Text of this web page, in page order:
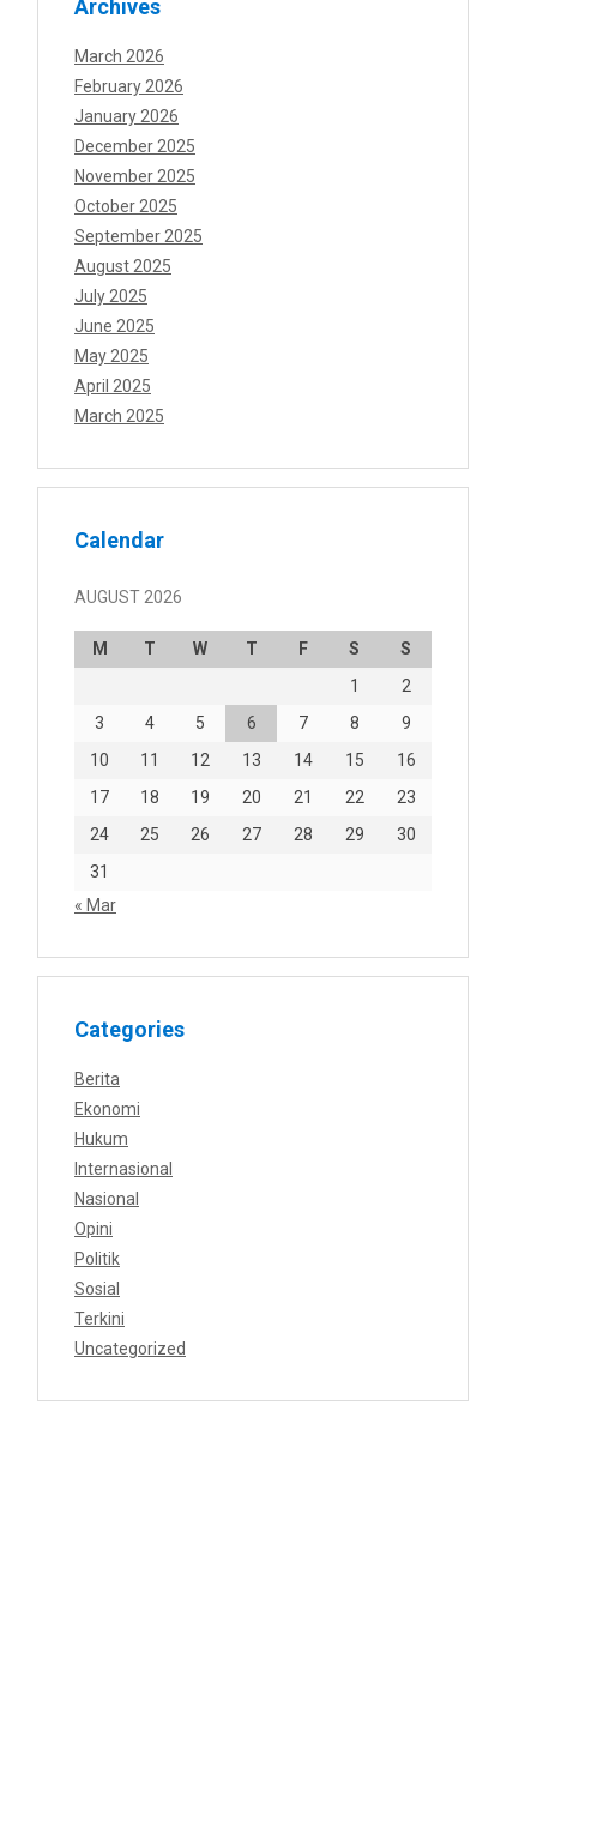
Archives
March 2026
February 2026
January 2026
December 2025
November 2025
October 2025
September 2025
August 2025
July 2025
June 2025
May 2025
April 2025
March 2025
Calendar
AUGUST 2026
M T W T F S
S
1
2
3
4 5 6 7 8
9
10
11 12 13 14 15
16
17
18 19 20 21 22
23
24
25 26 27 28 29
30
31
« Mar
Categories
Berita
Ekonomi
Hukum
Internasional
Nasional
Opini
Politik
Sosial
Terkini
Uncategorized